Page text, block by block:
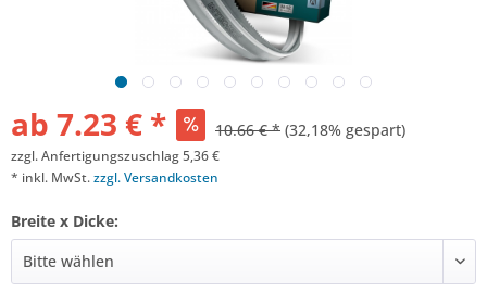
ab 7.23 € * 10.66 € * (32,18% gespart)
zzgl. Anfertigungszuschlag 5,36 €
* inkl. MwSt.zzgl. Versandkosten
Breite x Dicke: